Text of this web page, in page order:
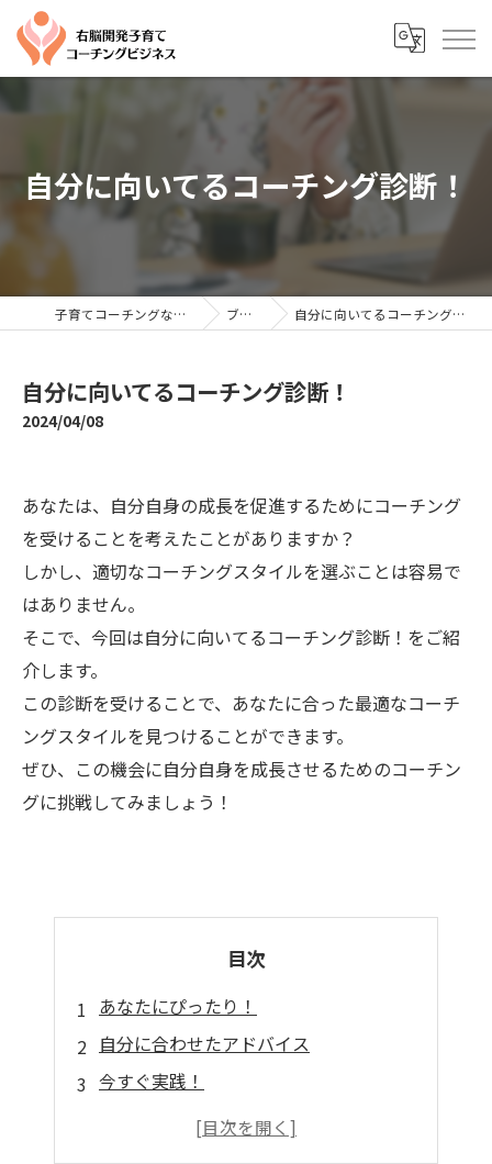
自分に向いてるコーチング診断！
子育てコーチングならYTC ブログ 自分に向いてるコーチング診断！
自分に向いてるコーチング診断！
2024/04/08
あなたは、自分自身の成長を促進するためにコーチング
を受けることを考えたことがありますか？
しかし、適切なコーチングスタイルを選ぶことは容易で
はありません。
そこで、今回は自分に向いてるコーチング診断！をご紹
介します。
この診断を受けることで、あなたに合った最適なコーチ
ングスタイルを見つけることができます。
ぜひ、この機会に自分自身を成長させるためのコーチン
グに挑戦してみましょう！
目次
あなたにぴったり！
自分に合わせたアドバイス
今すぐ実践！
診断結果から見えるあなたの強みと課題